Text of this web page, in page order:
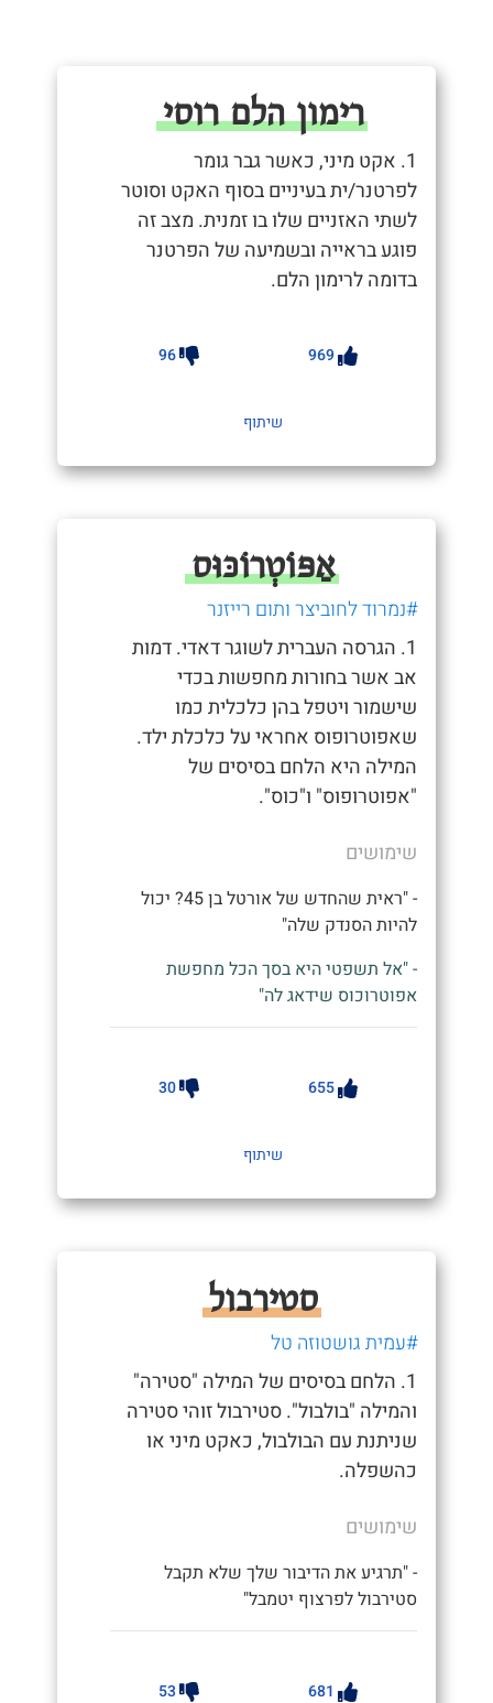
רימון הלם רוסי
1. אקט מיני, כאשר גבר גומר
לפרטנר/ית בעיניים בסוף האקט וסוטר
לשתי האזניים שלו בו זמנית. מצב זה
פוגע בראייה ובשמיעה של הפרטנר
בדומה לרימון הלם.
969
96
שיתוף
אַפּוֹטְרוֹכּוּס
#נמרוד לחוביצר ותום רייזנר
1. הגרסה העברית לשוגר דאדי. דמות
אב אשר בחורות מחפשות בכדי
שישמור ויטפל בהן כלכלית כמו
שאפוטרופוס אחראי על כלכלת ילד.
המילה היא הלחם בסיסים של
"אפוטרופוס" ו"כוס".
שימושים
- "ראית שהחדש של אורטל בן 45? יכול
להיות הסנדק שלה"
- "אל תשפטי היא בסך הכל מחפשת
אפוטרוכוס שידאג לה"
655
30
שיתוף
סטירבול
#עמית גושטוזה טל
1. הלחם בסיסים של המילה "סטירה"
והמילה "בולבול". סטירבול זוהי סטירה
שניתנת עם הבולבול, כאקט מיני או
כהשפלה.
שימושים
- "תרגיע את הדיבור שלך שלא תקבל
סטירבול לפרצוף יטמבל"
681
53